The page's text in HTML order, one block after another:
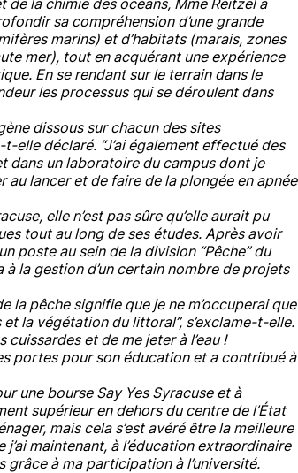
sa compréhension d’une grande
marins) et d’habitats (marais, zones
mer), tout en acquérant une expérience
En se rendant sur le terrain dans le
les processus qui se déroulent dans
dissous sur chacun des sites
elle déclaré. “J’ai également effectué des
dans un laboratoire du campus dont je
au lancer et de faire de la plongée en apnée
elle n’est pas sûre qu’elle aurait pu
tout au long de ses études. Après avoir
poste au sein de la division “Pêche” du
la gestion d’un certain nombre de projets
la pêche signifie que je ne m’occuperai que
la végétation du littoral”, s’exclame-t-elle.
et de me jeter à l’eau !
portes pour son éducation et a contribué à
une bourse Say Yes Syracuse et à
supérieur en dehors du centre de l’État
mais cela s’est avéré être la meilleure
maintenant, à l’éducation extraordinaire
grâce à ma participation à l’université.